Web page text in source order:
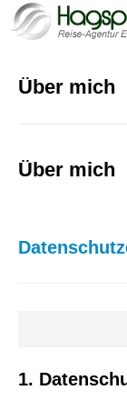
Über mich
Über mich
1.